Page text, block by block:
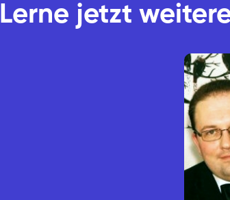
Lerne jetzt